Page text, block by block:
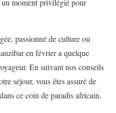
moment privilégié pour
passionné de culture ou
en février a quelque
En suivant nos conseils
séjour, vous êtes assuré de
ce coin de paradis africain.